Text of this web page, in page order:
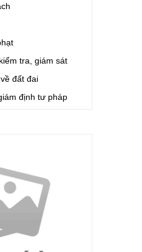
tra, giám sát
đất đai
định tư pháp